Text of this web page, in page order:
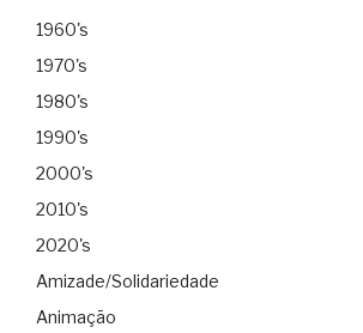
1960's
1970's
1980's
1990's
2000's
2010's
2020's
Amizade/Solidariedade
Animação